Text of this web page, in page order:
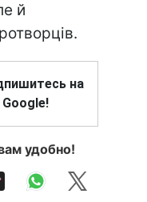
й
на
удобно!